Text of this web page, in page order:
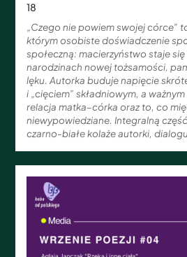
18
„Czego nie powiem swojej córce”
którym osobiste doświadczenie
społeczną: macierzyństwo staje
narodzinach nowej tożsamości,
lęku. Autorka buduje napięcie
i „cięciem” składniowym, a
relacja matka–córka oraz to, co
niewypowiedziane. Integralną
czarno-białe kolaże autorki,